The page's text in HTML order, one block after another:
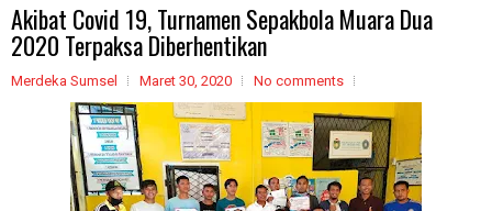
Akibat Covid 19, Turnamen Sepakbola Muara Dua
2020 Terpaksa Diberhentikan
Merdeka Sumsel Maret 30, 2020 No comments